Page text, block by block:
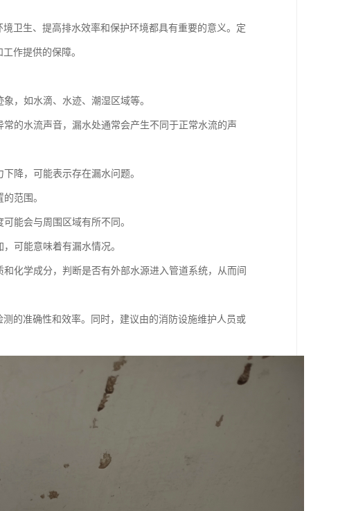
卫生、提高排水效率和保护环境都具有重要的意义。定
作提供的保障。
，如水滴、水迹、潮湿区域等。
的水流声音，漏水处通常会产生不同于正常水流的声
降，可能表示存在漏水问题。
范围。
能会与周围区域有所不同。
可能意味着有漏水情况。
化学成分，判断是否有外部水源进入管道系统，从而间
的准确性和效率。同时，建议由的消防设施维护人员或